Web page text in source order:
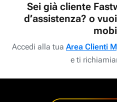
Sei già cliente
d’assistenza? o
Accedi alla tua Area Clienti
e ti